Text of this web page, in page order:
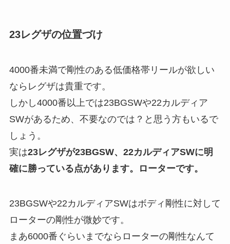
23レグザの位置づけ
4000番未満で剛性のある低価格帯リールが欲しい
ならレグザは貴重です。
しかし4000番以上では23BGSWや22カルディア
SWがあるため、不要なのでは？と思う方もいるで
しょう。
実は23レグザが23BGSW、22カルディアSWに明
確に勝っている点があります。ローターです。
23BGSWや22カルディアSWはボディ剛性に対して
ローターの剛性が微妙です。
まあ6000番ぐらいまでならローターの剛性なんて